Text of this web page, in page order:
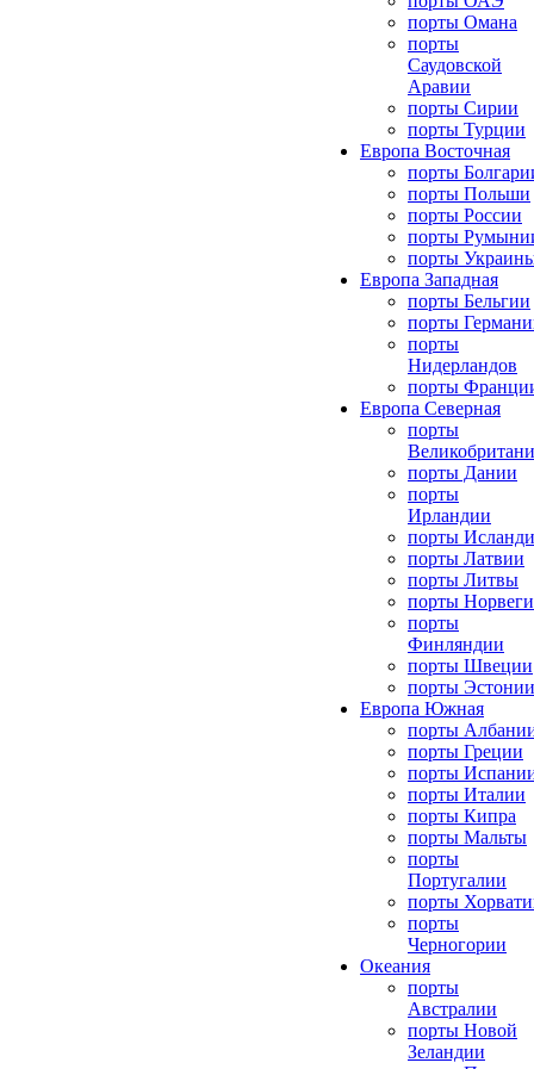
порты Омана
порты
Саудовской
Аравии
порты Сирии
порты Турции
Европа Восточная
порты
порты Польши
порты России
порты
порты
Европа Западная
порты Бельгии
порты
порты
Нидерландов
порты
Европа Северная
порты
порты Дании
порты
Ирландии
порты
порты Латвии
порты Литвы
порты
порты
Финляндии
порты Швеции
порты Эстонии
Европа Южная
порты
порты Греции
порты
порты Италии
порты Кипра
порты Мальты
порты
Португалии
порты
порты
Черногории
Океания
порты
Австралии
порты Новой
Зеландии